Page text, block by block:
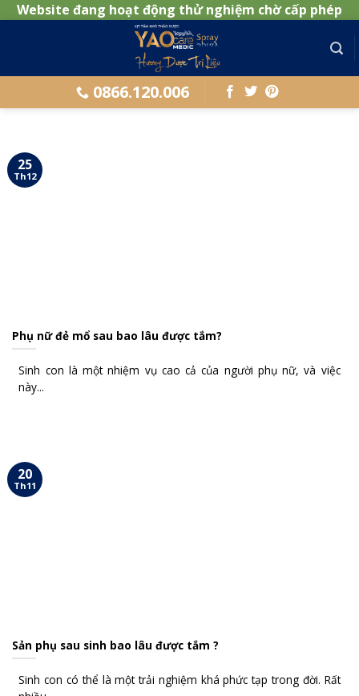
Website đang hoạt động thử nghiệm chờ cấp phép
0866.120.006
Phụ nữ đẻ mổ sau bao lâu được tắm?
Sinh con là một nhiệm vụ cao cả của người phụ nữ, và việc
này...
25
Th12
Sản phụ sau sinh bao lâu được tắm ?
Sinh con có thể là một trải nghiệm khá phức tạp trong đời. Rất
20
Th11